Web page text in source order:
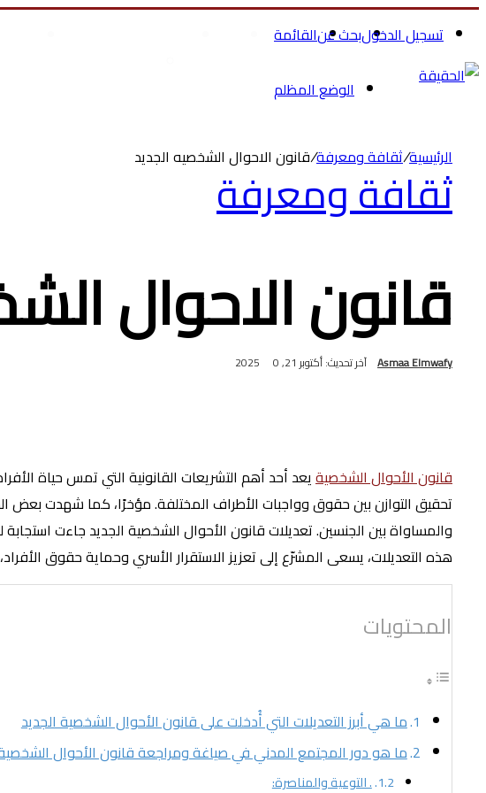
القائمةبحث عنتسجيل الدخول
الوضع المظلم
الرئيسية/ثقافة ومعرفة/قانون الاحوال الشخصيه الجديد
ثقافة ومعرفة
قانون الاحوال
Asmaa Elmwafy آخر تحديث: أكتوبر 21, 2025 0
قانون الأحوال الشخصيةيعد أحد أهم التشريعات القانونية التي تمس حياة
تحقيق التوازن بين حقوق وواجبات الأطراف المختلفة. مؤخرًا، كما شهدت بعض
والمساواة بين الجنسين. تعديلات قانون الأحوال الشخصية الجديد جاءت
هذه التعديلات، يسعى المشرّع إلى تعزيز الاستقرار الأسري وحماية حقوق
المحتويات
ما هي أبرز التعديلات التي أُدخلت على قانون الأحوال الشخصية الجديد
ما هو دور المجتمع المدني في صياغة ومراجعة قانون الأحوال
. التوعية والمناصرة: